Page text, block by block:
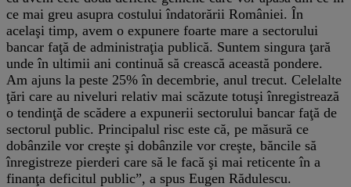
ce mai greu asupra costului îndatorării României. În
acelaşi timp, avem o expunere foarte mare a sectorului
bancar faţă de administraţia publică. Suntem singura ţară
unde în ultimii ani continuă să crească această pondere.
Am ajuns la peste 25% în decembrie, anul trecut. Celelalte
ţări care au niveluri relativ mai scăzute totuşi înregistrează
o tendinţă de scădere a expunerii sectorului bancar faţă de
sectorul public. Principalul risc este că, pe măsură ce
dobânzile vor creşte şi dobânzile vor creşte, băncile să
înregistreze pierderi care să le facă şi mai reticente în a
finanţa deficitul public”, a spus Eugen Rădulescu.